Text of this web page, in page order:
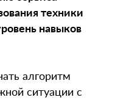
техники
навыков
алгоритм
ситуации с